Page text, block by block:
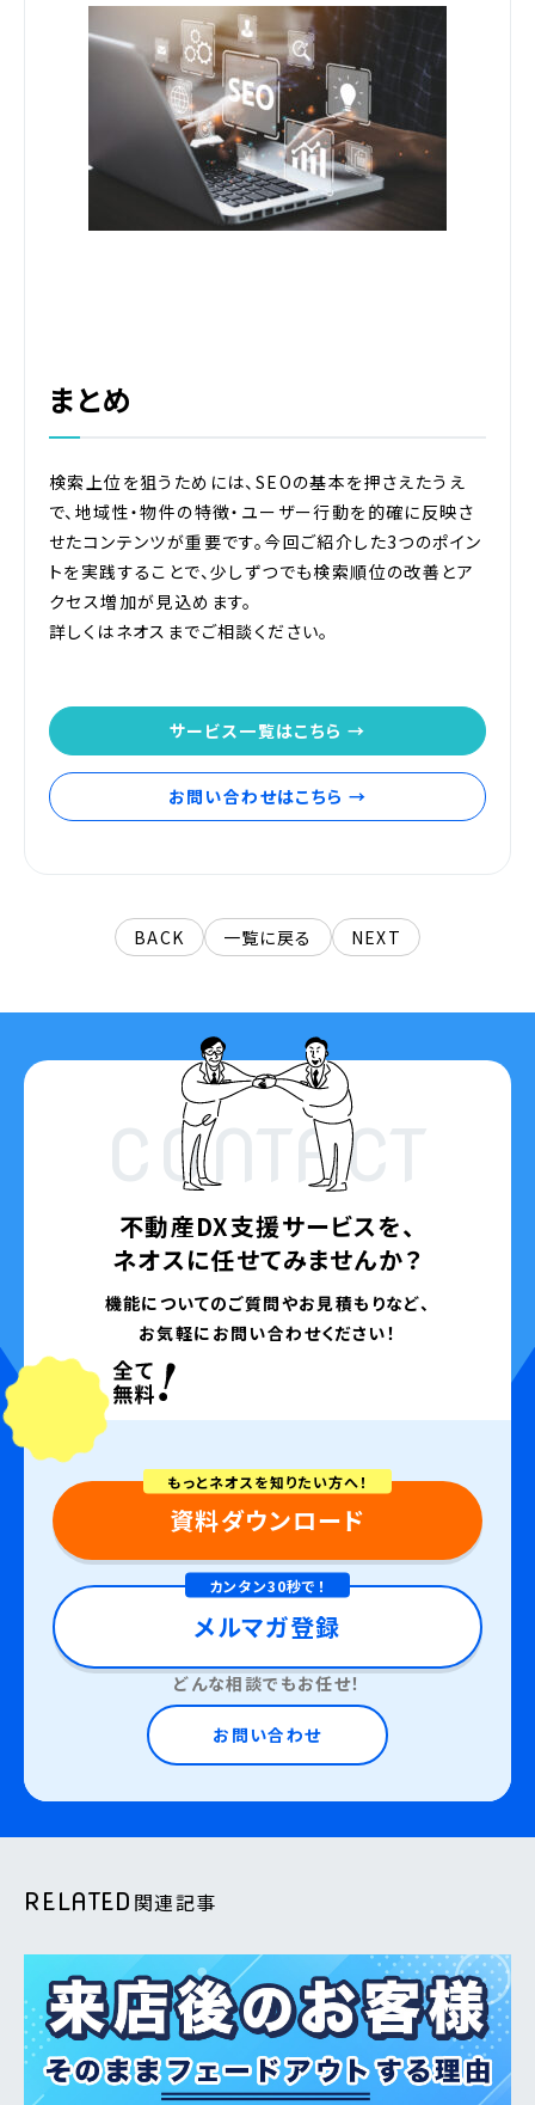
まとめ
検索上位を狙うためには、SEOの基本を押さえたうえ
で、地域性・物件の特徴・ユーザー行動を的確に反映さ
せたコンテンツが重要です。今回ご紹介した3つのポイン
トを実践することで、少しずつでも検索順位の改善とア
クセス増加が見込めます。
詳しくはネオスまでご相談ください。
サービス一覧はこちら →
お問い合わせはこちら →
BACK 一覧に戻る NEXT
CONTACT
不動産DX支援サービスを、
ネオスに任せてみませんか？
機能についてのご質問やお見積もりなど、
お気軽にお問い合わせください！
もっとネオスを知りたい方へ！
資料ダウンロード
カンタン30秒で！
メルマガ登録
どんな相談でもお任せ！
お問い合わせ
RELATED 関連記事